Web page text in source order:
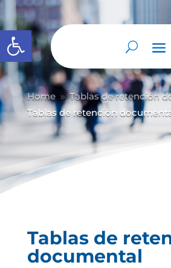
Abrir barra de herramientas
Home 9 Tablas de retención
Tablas de retención
Tablas de
documental